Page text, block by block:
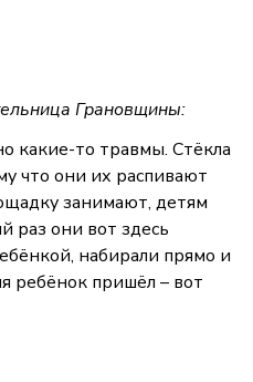
Грановщины:
какие-то травмы. Стёкла
что они их распивают
занимают, детям
раз они вот здесь
набирали прямо и
ребёнок пришёл – вот